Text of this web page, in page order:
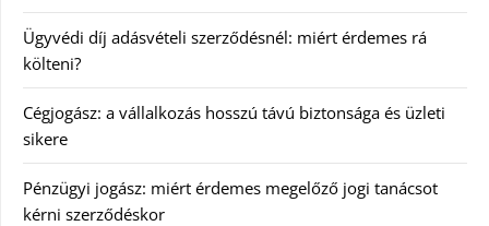
Ügyvédi díj adásvételi szerződésnél: miért érdemes rá
költeni?
Cégjogász: a vállalkozás hosszú távú biztonsága és üzleti
sikere
Pénzügyi jogász: miért érdemes megelőző jogi tanácsot
kérni szerződéskor